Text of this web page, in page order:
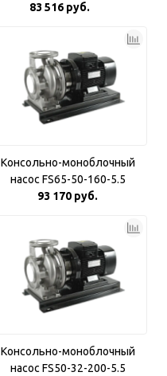
83 516 руб.
Консольно-моноблочный
насос FS65-50-160-5.5
93 170 руб.
Консольно-моноблочный
насос FS50-32-200-5.5